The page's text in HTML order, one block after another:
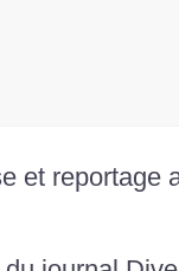
et reportage